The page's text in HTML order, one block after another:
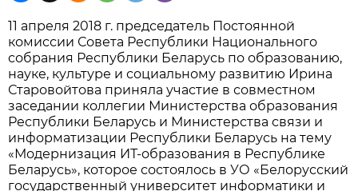
11 апреля 2018 г. председатель Постоянной
комиссии Совета Республики Национального
собрания Республики Беларусь по образованию,
науке, культуре и социальному развитию Ирина
Старовойтова приняла участие в совместном
заседании коллегии Министерства образования
Республики Беларусь и Министерства связи и
информатизации Республики Беларусь на тему
«Модернизация ИТ-образования в Республике
Беларусь», которое состоялось в УО «Белорусский
государственный университет информатики и